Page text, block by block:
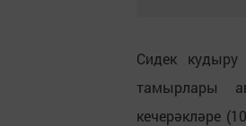
Сидек кудыру
тамырлары
кечерәкләре